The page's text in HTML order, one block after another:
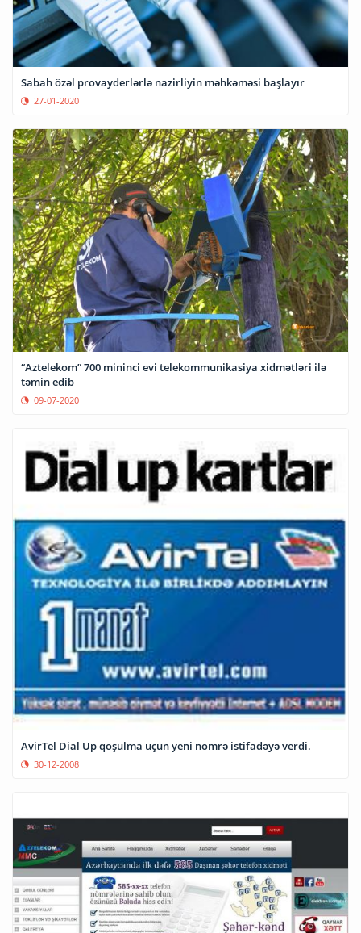
Sabah özəl provayderlərlə nazirliyin məhkəməsi başlayır
27-01-2020
“Aztelekom” 700 mininci evi telekommunikasiya xidmətləri ilə
təmin edib
09-07-2020
AvirTel Dial Up qoşulma üçün yeni nömrə istifadəyə verdi.
30-12-2008